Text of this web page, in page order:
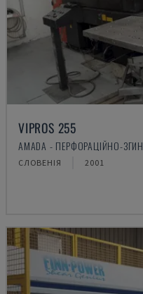
VIPROS 255
AMADA - ПЕРФОРАЦІЙНО-
СЛОВЕНІЯ 2001